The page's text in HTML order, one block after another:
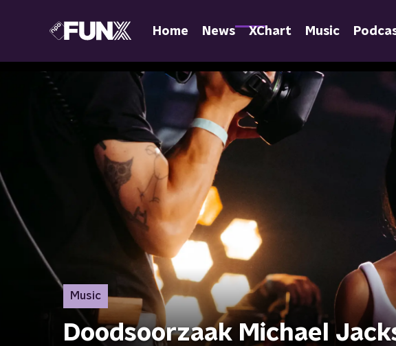
Home News XChart Music
Music
Doodsoorzaak Michael